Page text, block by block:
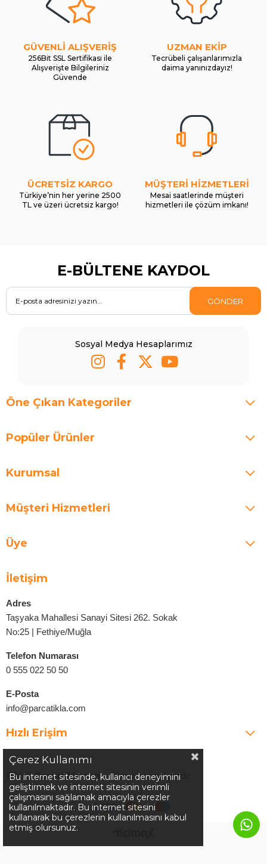
GÜVENLİ ALIŞVERİŞ
256Bit SSL Sertifikası ile
Alışverişte Bilgileriniz
Güvende
UZMAN EKİP
Tecrübeli çalışanlarımızla
daima yanınızdayız!
ÜCRETSİZ KARGO
Türkiye’nin her yerine 2500
TL ve üzeri ücretsiz kargo!
MÜŞTERİ HİZMETLERİ
Mesai saatlerinde müşteri
hizmetleri ile çözüm imkanı!
E-BÜLTENE KAYDOL
GÖNDER
Sosyal Medya Hesaplarımız
Öne Çıkan Kategoriler
Popüler Ürünler
Kurumsal
Müşteri Hizmetleri
Üye
İletişim
Adres
Taşyaka Mahallesi Sanayi Sitesi 262. Sokak
No:25 | Fethiye/Muğla
Telefon Numarası
0 555 022 50 50
E-Posta
info@parcatikla.com
Hızlı Erişim
©2025Parcatikla.com| Tüm Hakları Saklıdır.
Çerez Kullanımı
Bu internet sitesinde, kullanıcı deneyimini
geliştirmek ve internet sitesinin verimli
çalışmasını sağlamak amacıyla çerezler
kullanılmaktadır. Bu internet sitesini
kullanarak bu çerezlerin kullanılmasını kabul
etmiş olursunuz.